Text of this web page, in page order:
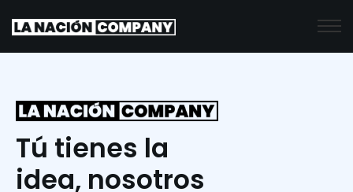
Tú tienes la
idea, nosotros